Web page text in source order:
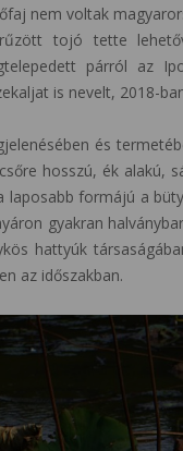
nem voltak
tojó tette
párról az
is nevelt, 2018-
és
hosszú, ék alakú,
laposabb formájú a
gyakran
hattyúk
az időszakban.